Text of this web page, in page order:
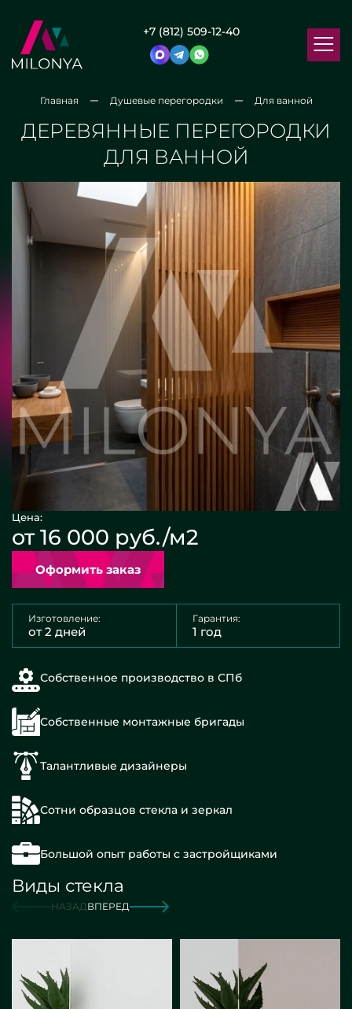
+7 (812) 509-12-40
Главная Душевые перегородки Для ванной
ДЕРЕВЯННЫЕ ПЕРЕГОРОДКИ
ДЛЯ ВАННОЙ
Цена:
от 16 000 руб./м2
Оформить заказ
Изготовление:
от 2 дней
Гарантия:
1 год
Собственное производство в СПб
Собственные монтажные бригады
Талантливые дизайнеры
Сотни образцов стекла и зеркал
Большой опыт работы с застройщиками
Виды стекла
НАЗАДВПЕРЕД